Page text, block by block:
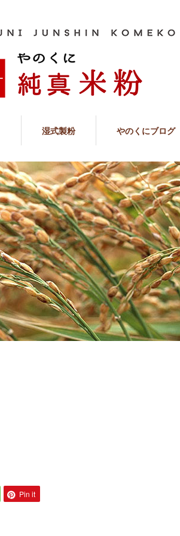
湿式製粉 やのくにブログ
Pin it